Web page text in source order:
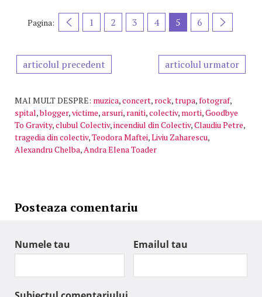
Pagina: 1 2 3 4 5 6
articolul precedent articolul urmator
MAI MULT DESPRE: muzica,concert, rock,trupa,fotograf,
spital,blogger,victime,arsuri, raniti,colectiv, morti,Goodbye
To Gravity,clubul Colectiv,incendiul din Colectiv,Claudiu Petre,
tragedia din colectiv,Teodora Maftei,Liviu Zaharescu,
Alexandru Chelba,Andra Elena Toader
Posteaza comentariu
Numele tau Emailul tau